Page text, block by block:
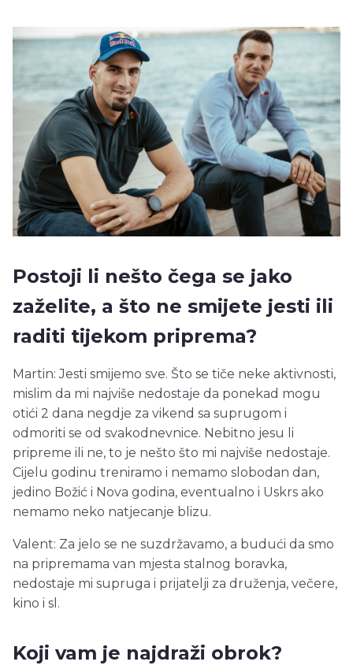
Postoji li nešto čega se jako
zaželite, a što ne smijete jesti ili
raditi tijekom priprema?
Martin: Jesti smijemo sve. Što se tiče neke aktivnosti,
mislim da mi najviše nedostaje da ponekad mogu
otići 2 dana negdje za vikend sa suprugom i
odmoriti se od svakodnevnice. Nebitno jesu li
pripreme ili ne, to je nešto što mi najviše nedostaje.
Cijelu godinu treniramo i nemamo slobodan dan,
jedino Božić i Nova godina, eventualno i Uskrs ako
nemamo neko natjecanje blizu.
Valent: Za jelo se ne suzdržavamo, a budući da smo
na pripremama van mjesta stalnog boravka,
nedostaje mi supruga i prijatelji za druženja, večere,
kino i sl.
Koji vam je najdraži obrok?